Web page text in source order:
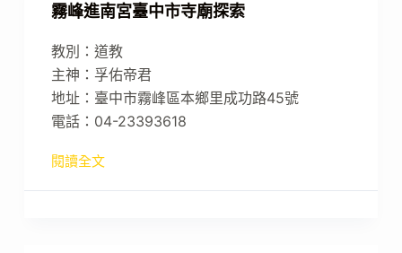
霧峰進南宮臺中市寺廟探索
教別：道教
主神：孚佑帝君
地址：臺中市霧峰區本鄉里成功路45號
電話：04-23393618
閱讀全文